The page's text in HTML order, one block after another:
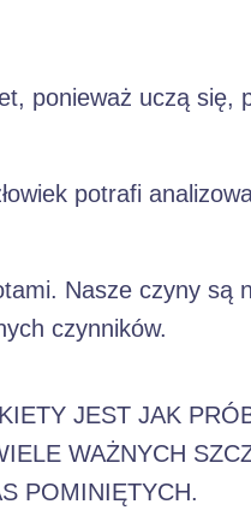
ponieważ uczą się,
potrafi
Nasze czyny są
czynników.
JEST JAK
WAŻNYCH
POMINIĘTYCH.